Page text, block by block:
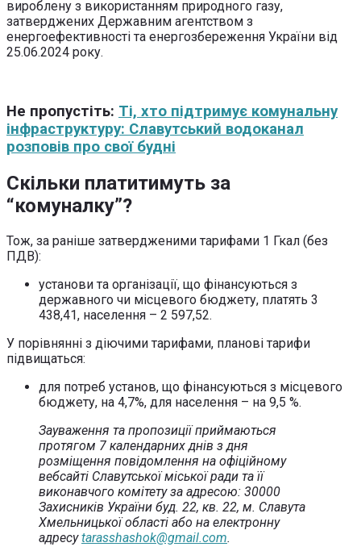
вироблену з використанням природного газу,
затверджених Державним агентством з
енергоефективності та енергозбереження України від
25.06.2024 року.
Не пропустіть: Ті, хто підтримує комунальну
інфраструктуру: Славутський водоканал
розповів про свої будні
Скільки платитимуть за
“комуналку”?
Тож, за раніше затвердженими тарифами 1 Гкал (без
ПДВ):
установи та організації, що фінансуються з
державного чи місцевого бюджету, платять 3
438,41, населення – 2 597,52.
У порівнянні з діючими тарифами, планові тарифи
підвищаться:
для потреб установ, що фінансуються з місцевого
бюджету, на 4,7%, для населення – на 9,5 %.
Зауваження та пропозиції приймаються
протягом 7 календарних днів з дня
розміщення повідомлення на офіційному
вебсайті Славутської міської ради та її
виконавчого комітету за адресою: 30000
Захисників України буд. 22, кв. 22, м. Славута
Хмельницької області або на електронну
адресуtarasshashok@gmail.com.